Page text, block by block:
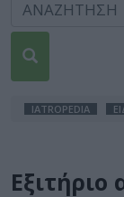
IATROPEDIA
Εξιτήριο